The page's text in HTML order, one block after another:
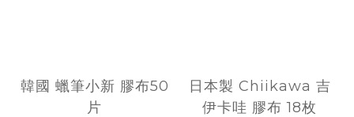
韓國 蠟筆小新 膠布50
片
日本製 Chiikawa 吉
伊卡哇 膠布 18枚